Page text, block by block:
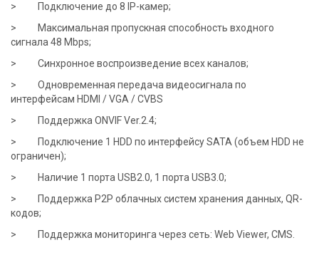
> Подключение до 8 IP-камер;
> Максимальная пропускная способность входного
сигнала 48 Mbps;
> Синхронное воспроизведение всех каналов;
> Одновременная передача видеосигнала по
интерфейсам HDMI / VGA / CVBS
> Поддержка ONVIF Ver.2.4;
> Подключение 1 HDD по интерфейсу SATA (объем HDD не
ограничен);
> Наличие 1 порта USB2.0, 1 порта USB3.0;
> Поддержка P2P облачных систем хранения данных, QR-
кодов;
> Поддержка мониторинга через сеть: Web Viewer, CMS.